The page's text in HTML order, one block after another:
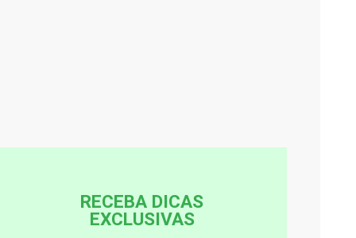
RECEBA DICAS
EXCLUSIVAS